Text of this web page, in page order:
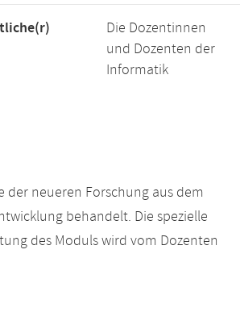
Die Dozentinnen
und Dozenten der
Informatik
der neueren Forschung aus dem
behandelt. Die spezielle
des Moduls wird vom Dozenten